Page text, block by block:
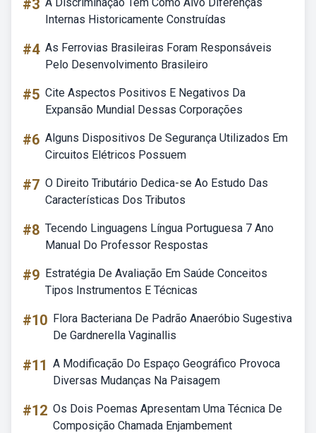
#3
Internas Historicamente Construídas
#4 As Ferrovias Brasileiras Foram Responsáveis
Pelo Desenvolvimento Brasileiro
#5 Cite Aspectos Positivos E Negativos Da
Expansão Mundial Dessas Corporações
#6 Alguns Dispositivos De Segurança Utilizados Em
Circuitos Elétricos Possuem
#7 O Direito Tributário Dedica-se Ao Estudo Das
Características Dos Tributos
#8 Tecendo Linguagens Língua Portuguesa 7 Ano
Manual Do Professor Respostas
#9 Estratégia De Avaliação Em Saúde Conceitos
Tipos Instrumentos E Técnicas
#10 Flora Bacteriana De Padrão Anaeróbio Sugestiva
De Gardnerella Vaginallis
#11 A Modificação Do Espaço Geográfico Provoca
Diversas Mudanças Na Paisagem
#12 Os Dois Poemas Apresentam Uma Técnica De
Composição Chamada Enjambement